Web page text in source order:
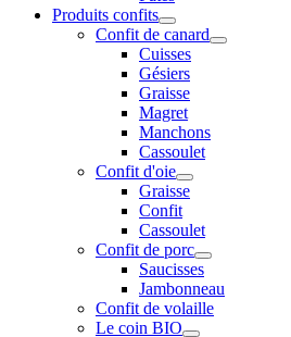
Produits confits
Confit de canard
Cuisses
Gésiers
Graisse
Magret
Manchons
Cassoulet
Confit d'oie
Graisse
Confit
Cassoulet
Confit de porc
Saucisses
Jambonneau
Confit de volaille
Le coin BIO